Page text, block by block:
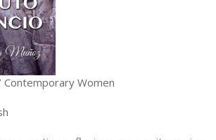
Contemporary Women